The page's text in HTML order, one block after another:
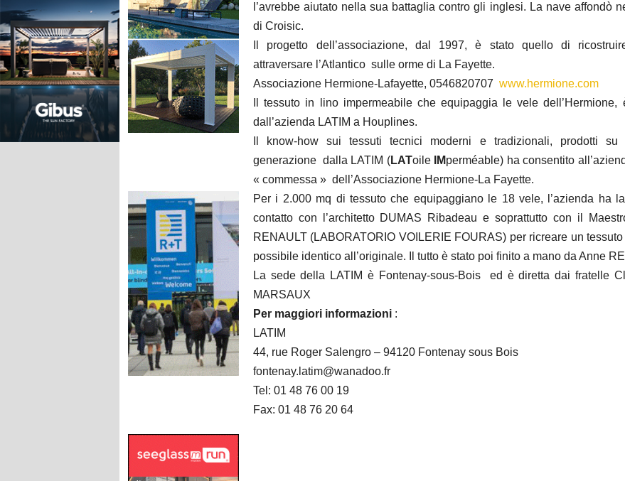
l’avrebbe aiutato nella sua battaglia contro gli inglesi. La nave affondò
di Croisic.
Il progetto dell’associazione, dal 1997, è stato quello di
attraversare l’Atlantico sulle orme di La Fayette.
Associazione Hermione-Lafayette, 0546820707 www.hermione.com
Il tessuto in lino impermeabile che equipaggia le vele dell’Hermione,
dall’azienda LATIM a Houplines.
Il know-how sui tessuti tecnici moderni e tradizionali, prodotti
generazione dalla LATIM (LAToile IMperméable) ha consentito
« commessa » dell’Associazione Hermione-La Fayette.
Per i 2.000 mq di tessuto che equipaggiano le 18 vele, l’azienda ha
contatto con l’architetto DUMAS Ribadeau e soprattutto con il
RENAULT (LABORATORIO VOILERIE FOURAS) per ricreare un
possibile identico all’originale. Il tutto è stato poi finito a mano da Anne
La sede della LATIM è Fontenay-sous-Bois ed è diretta dai fratelle
MARSAUX
Per maggiori informazioni :
LATIM
44, rue Roger Salengro – 94120 Fontenay sous Bois
fontenay.latim@wanadoo.fr
Tel: 01 48 76 00 19
Fax: 01 48 76 20 64